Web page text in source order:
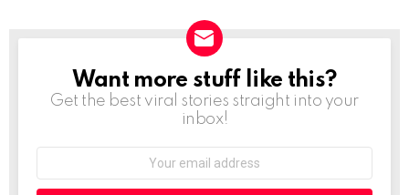
NEWSLETTER
Want more stuff like this?
Get the best viral stories straight into your
inbox!